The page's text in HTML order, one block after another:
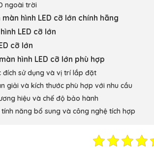
ngoài trời
hình LED cỡ lớn chính hãng
LED cỡ lớn
cỡ lớn
hình LED cỡ lớn phù hợp
đích sử dụng và vị trí lắp đặt
giải và kích thước phù hợp với nhu cầu
hiệu và chế độ bảo hành
tính năng bổ sung và công nghệ tích hợp